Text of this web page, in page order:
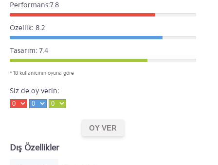
Performans:7.8
Özellik: 8.2
Tasarım: 7.4
* 18 kullanıcının oyuna göre
Siz de oy verin:
Dış Özellikler